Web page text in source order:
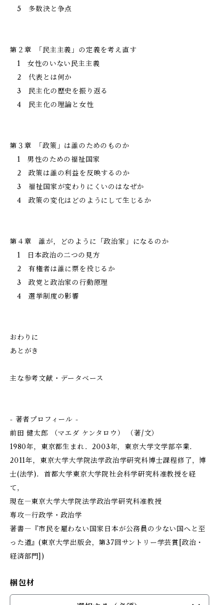
5 多数決と争点
第２章 ｢民主主義」の定義を考え直す
1 女性のいない民主主義
2 代表とは何か
3 民主化の歴史を振り返る
4 民主化の理論と女性
第３章 ｢政策」は誰のためのものか
1 男性のための福祉国家
2 政策は誰の利益を反映するのか
3 福祉国家が変わりにくいのはなぜか
4 政策の変化はどのようにして生じるか
第４章 誰が，どのように「政治家」になるのか
1 日本政治の二つの見方
2 有権者は誰に票を投じるか
3 政党と政治家の行動原理
4 選挙制度の影響
おわりに
あとがき
主な参考文献・データベース
- 著者プロフィール -
前田 健太郎 （マエダ ケンタロウ） （著/文）
1980年，東京都生まれ．2003年，東京大学文学部卒業．
2011年，東京大学大学院法学政治学研究科博士課程修了，博
士(法学)．首都大学東京大学院社会科学研究科准教授を経
て，
現在―東京大学大学院法学政治学研究科准教授
専攻―行政学・政治学
著書―『市民を雇わない国家――日本が公務員の少ない国へと至
った道』(東京大学出版会，第37回サントリー学芸賞[政治・
経済部門])
梱包材